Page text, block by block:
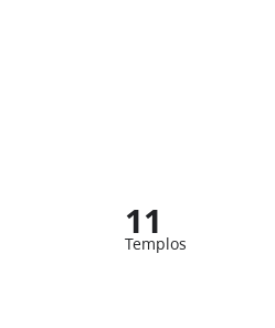
11
Templos